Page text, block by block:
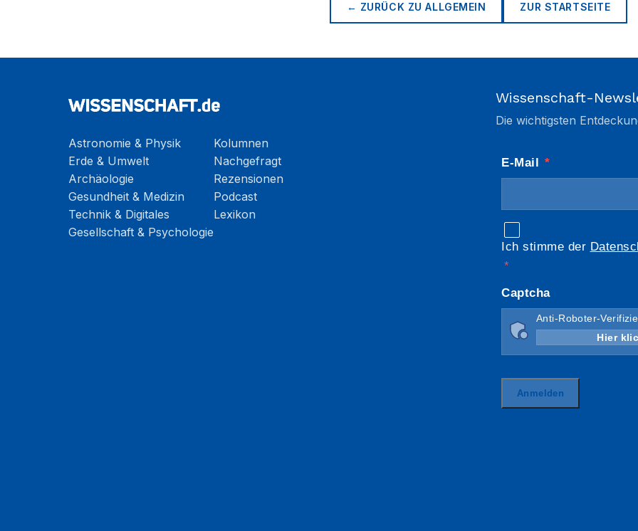
← ZURÜCK ZUALLGEMEIN ZUR STARTSEITE
Astronomie & Physik
Erde & Umwelt
Archäologie
Gesundheit & Medizin
Technik & Digitales
Gesellschaft & Psychologie
Kolumnen
Nachgefragt
Rezensionen
Podcast
Lexikon
Wissenschaft-
Die wichtigsten